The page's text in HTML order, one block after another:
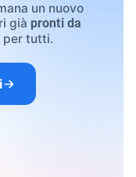
un nuovo
già pronti da
per tutti.